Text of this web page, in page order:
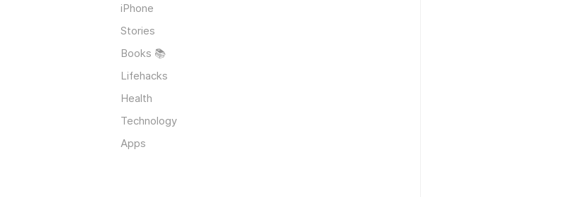
iPhone
Stories
Books 📚
Lifehacks
Health
Technology
Apps